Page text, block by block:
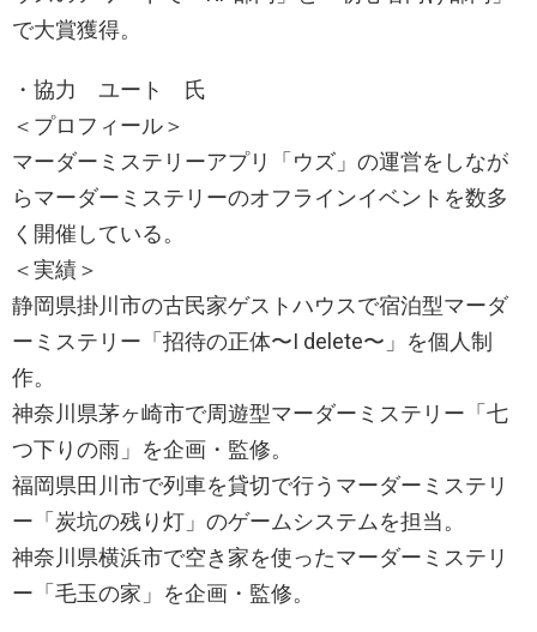
で大賞獲得。
・協力 ユート 氏
＜プロフィール＞
マーダーミステリーアプリ「ウズ」の運営をしなが
らマーダーミステリーのオフラインイベントを数多
く開催している。
＜実績＞
静岡県掛川市の古民家ゲストハウスで宿泊型マーダ
ーミステリー「招待の正体〜I delete〜」を個人制
作。
神奈川県茅ヶ崎市で周遊型マーダーミステリー「七
つ下りの雨」を企画・監修。
福岡県田川市で列車を貸切で行うマーダーミステリ
ー「炭坑の残り灯」のゲームシステムを担当。
神奈川県横浜市で空き家を使ったマーダーミステリ
ー「毛玉の家」を企画・監修。